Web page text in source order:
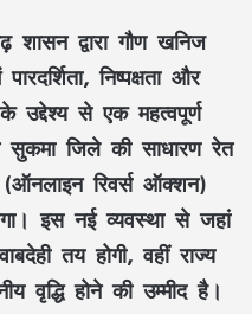
द्वारागौण खनिज
पारदर्शिता, निष्पक्षता और
से एक महत्वपूर्ण
सुकमा जिलेकी साधारण रेत
(ऑनलाइन रिवर्स ऑक्शन)
इस नई व्यवस्था से जहां
तय होगी, वहीं राज्य
वृद्धि होने की उम्मीद है।